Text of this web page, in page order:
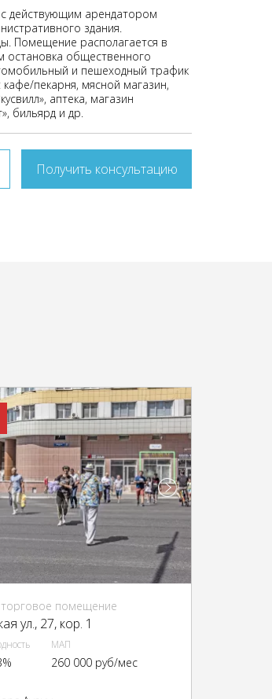
действующим арендатором
здания.
Помещение располагается в
остановка общественного
и пешеходный трафик
пекарня, мясной магазин,
аптека, магазин
бильярд и др.
Получить консультацию
помещение
ул., 27, кор. 1
МАП
260 000 руб/мес